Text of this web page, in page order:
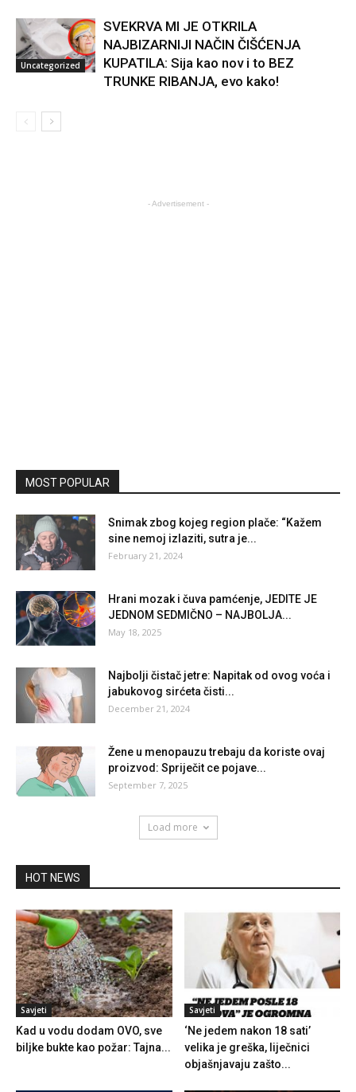
Uncategorized
SVEKRVA MI JE OTKRILA
NAJBIZARNIJI NAČIN ČIŠĆENJA
KUPATILA: Sija kao nov i to BEZ
TRUNKE RIBANJA, evo kako!
- Advertisement -
MOST POPULAR
Snimak zbog kojeg region plače: “Kažem
sine nemoj izlaziti, sutra je...
February 21, 2024
Hrani mozak i čuva pamćenje, JEDITE JE
JEDNOM SEDMIČNO – NAJBOLJA...
May 18, 2025
Najbolji čistač jetre: Napitak od ovog voća i
jabukovog sirćeta čisti...
December 21, 2024
Žene u menopauzu trebaju da koriste ovaj
proizvod: Spriječit ce pojave...
September 7, 2025
Load more
HOT NEWS
Savjeti
Kad u vodu dodam OVO, sve
biljke bukte kao požar: Tajna...
Savjeti
‘Ne jedem nakon 18 sati’
velika je greška, liječnici
objašnjavaju zašto...